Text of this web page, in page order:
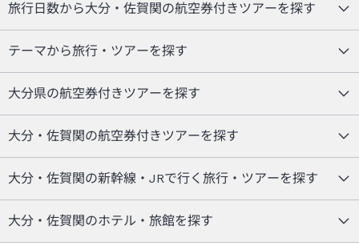
旅行日数から大分・佐賀関の航空券付きツアーを探す
テーマから旅行・ツアーを探す
大分県の航空券付きツアーを探す
大分・佐賀関の航空券付きツアーを探す
大分・佐賀関の新幹線・JRで行く旅行・ツアーを探す
大分・佐賀関のホテル・旅館を探す